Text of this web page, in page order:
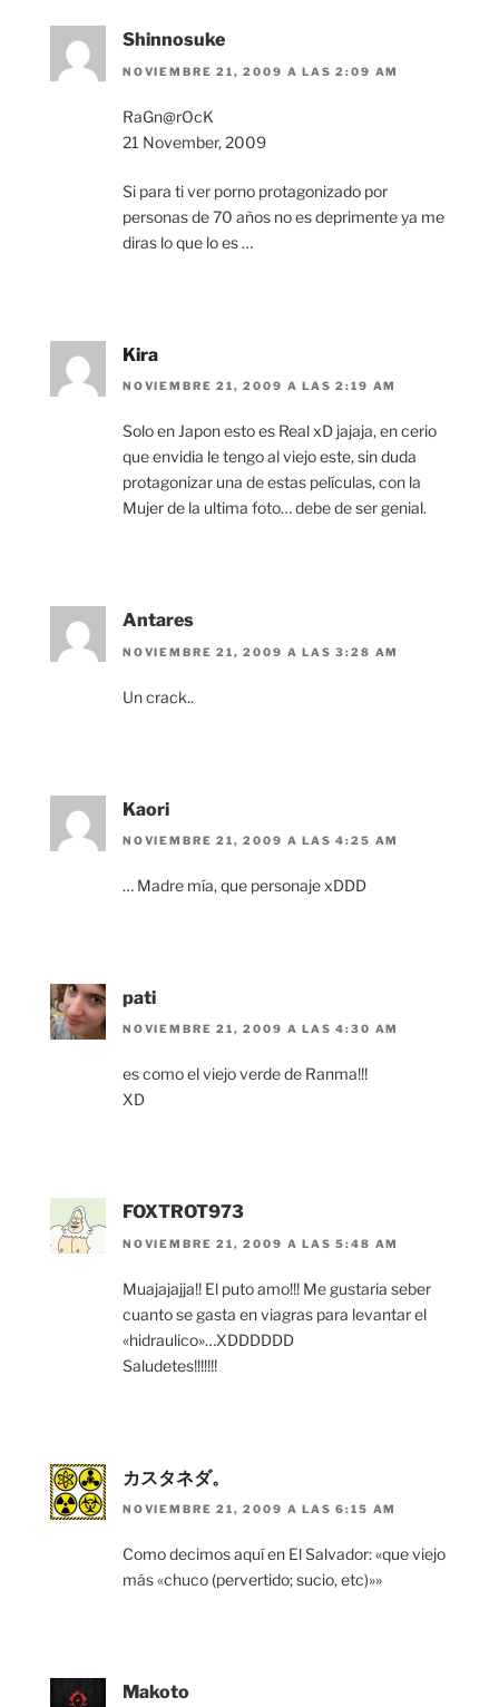
Shinnosuke
NOVIEMBRE 21, 2009 A LAS 2:09 AM
RaGn@rOcK
21 November, 2009
Si para ti ver porno protagonizado por
personas de 70 años no es deprimente ya me
diras lo que lo es …
Kira
NOVIEMBRE 21, 2009 A LAS 2:19 AM
Solo en Japon esto es Real xD jajaja, en cerio
que envidia le tengo al viejo este, sin duda
protagonizar una de estas películas, con la
Mujer de la ultima foto… debe de ser genial.
Antares
NOVIEMBRE 21, 2009 A LAS 3:28 AM
Un crack..
Kaori
NOVIEMBRE 21, 2009 A LAS 4:25 AM
… Madre mía, que personaje xDDD
pati
NOVIEMBRE 21, 2009 A LAS 4:30 AM
es como el viejo verde de Ranma!!!
XD
FOXTROT973
NOVIEMBRE 21, 2009 A LAS 5:48 AM
Muajajajja!! El puto amo!!! Me gustaria seber
cuanto se gasta en viagras para levantar el
«hidraulico»…XDDDDDD
Saludetes!!!!!!!
カスタネダ。
NOVIEMBRE 21, 2009 A LAS 6:15 AM
Como decimos aquí en El Salvador: «que viejo
más «chuco (pervertido; sucio, etc)»»
Makoto